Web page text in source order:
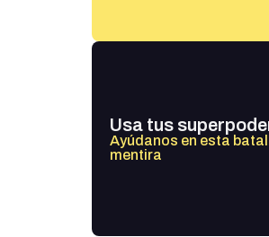
Usa tus
Ayúdanos en esta
mentira